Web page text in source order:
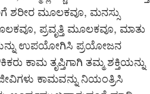
ಶರೀರ ಮೂಲಕವೂ, ಮನಸ್ಸು
ಪ್ರವೃತ್ತಿ ಮೂಲಕವೂ, ಮಾತು
ಉಪಯೋಗಿಸಿ ಪ್ರಯೋಜನ
ಕಾಮ ತೃಪ್ತಿಗಾಗಿ ತಮ್ಮ ಶಕ್ತಿಯನ್ನು
ಜೀವಿಗಳು ಕಾಮವನ್ನು ನಿಯಂತ್ರಿಸಿ